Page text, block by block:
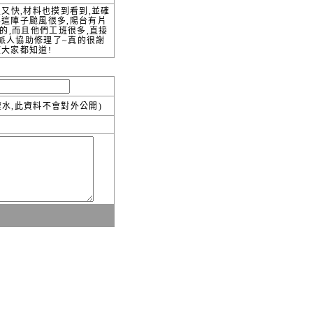
快,材料也摸到看到,並確
陣子颱風很多,陽台有片
,而且他們工班很多,直接
人協助修理了~真的很謝
家都知道!
,此資料不會對外公開)